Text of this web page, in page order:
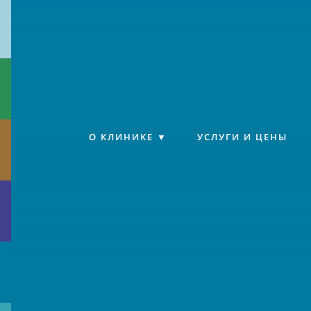
О КЛИНИКЕ УСЛУГИ И ЦЕНЫ